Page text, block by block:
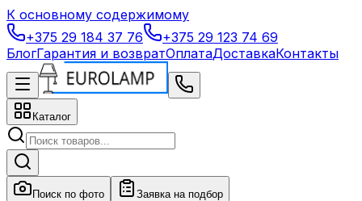
К основному содержимому
+375 29 184 37 76
+375 29 123 74 69
БлогГарантия и возвратОплатаДоставкаКонтакты
Каталог
Поиск по фото Заявка на подбор